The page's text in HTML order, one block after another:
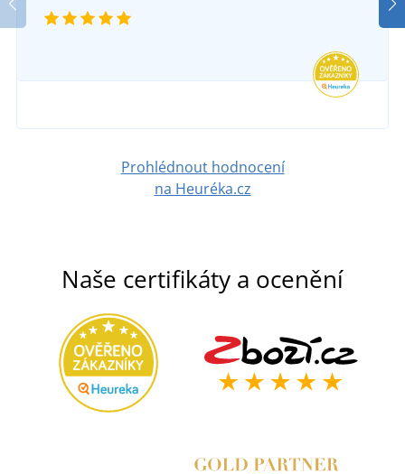
145 Kč
Prohlédnout hodnocení
na Heuréka.cz
Naše certifikáty a ocenění